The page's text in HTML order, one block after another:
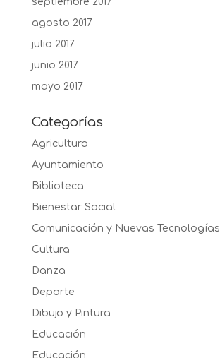
agosto 2017
julio 2017
junio 2017
mayo 2017
Categorías
Agricultura
Ayuntamiento
Biblioteca
Bienestar Social
Comunicación y Nuevas Tecnologías
Cultura
Danza
Deporte
Dibujo y Pintura
Educación
Educación